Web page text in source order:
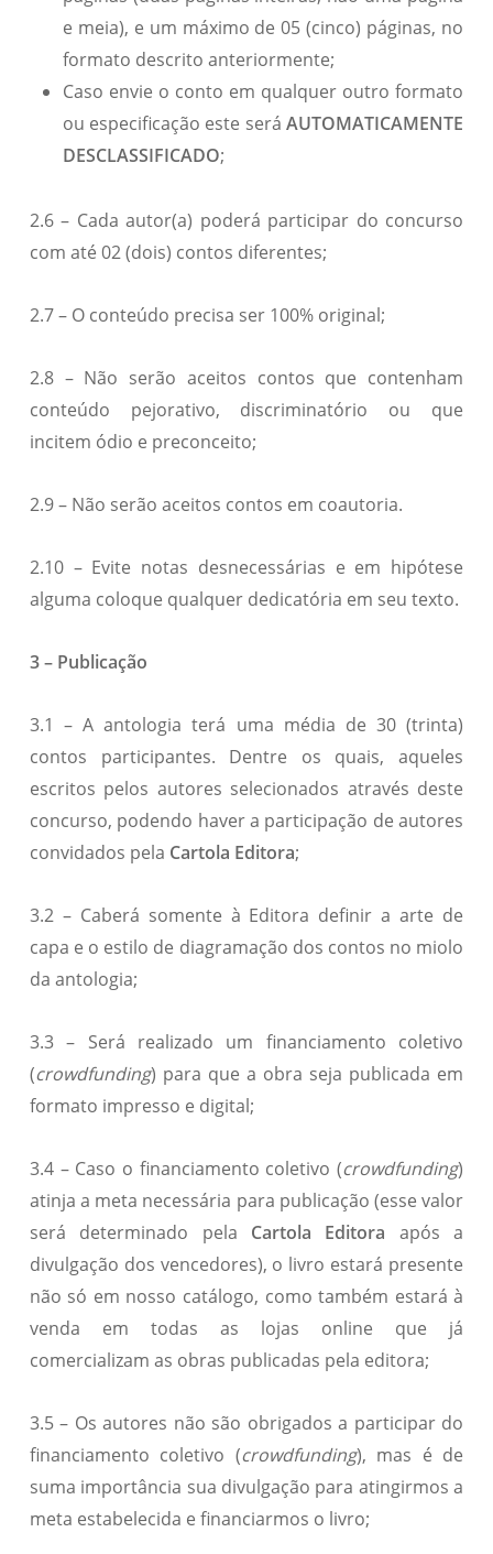
e meia), e um máximo de 05 (cinco) páginas, no
formato descrito anteriormente;
Caso envie o conto em qualquer outro formato
ou especificação este seráAUTOMATICAMENTE
DESCLASSIFICADO;
2.6 – Cada autor(a) poderá participar do concurso
com até 02 (dois) contos diferentes;
2.7 – O conteúdo precisa ser 100% original;
2.8 – Não serão aceitos contos que contenham
conteúdo pejorativo, discriminatório ou que
incitem ódio e preconceito;
2.9 – Não serão aceitos contos em coautoria.
2.10 – Evite notas desnecessárias e em hipótese
alguma coloque qualquer dedicatória em seu texto.
3 – Publicação
3.1 – A antologia terá uma média de 30 (trinta)
contos participantes. Dentre os quais, aqueles
escritos pelos autores selecionados através deste
concurso, podendo haver a participação de autores
convidados pela Cartola Editora;
3.2 – Caberá somente à Editora definir a arte de
capa e o estilo de diagramação dos contos no miolo
da antologia;
3.3 – Será realizado um financiamento coletivo
(crowdfunding) para que a obra seja publicada em
formato impresso e digital;
3.4 – Caso o financiamento coletivo (crowdfunding)
atinja a meta necessária para publicação (esse valor
será determinado pela Cartola Editora após a
divulgação dos vencedores), o livro estará presente
não só em nosso catálogo, como também estará à
venda em todas as lojas online que já
comercializam as obras publicadas pela editora;
3.5 – Os autores não são obrigados a participar do
financiamento coletivo (crowdfunding), mas é de
suma importância sua divulgação para atingirmos a
meta estabelecida e financiarmos o livro;